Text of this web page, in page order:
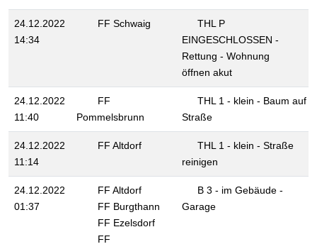
24.12.2022
14:34
FF Schwaig
THL P
EINGESCHLOSSEN -
Rettung - Wohnung
öffnen akut
24.12.2022
11:40
FF
Pommelsbrunn
THL 1 - klein - Baum auf
Straße
24.12.2022
11:14
FF Altdorf
THL 1 - klein - Straße
reinigen
24.12.2022
01:37
FF Altdorf
FF Burgthann
FF Ezelsdorf
FF
B 3 - im Gebäude -
Garage